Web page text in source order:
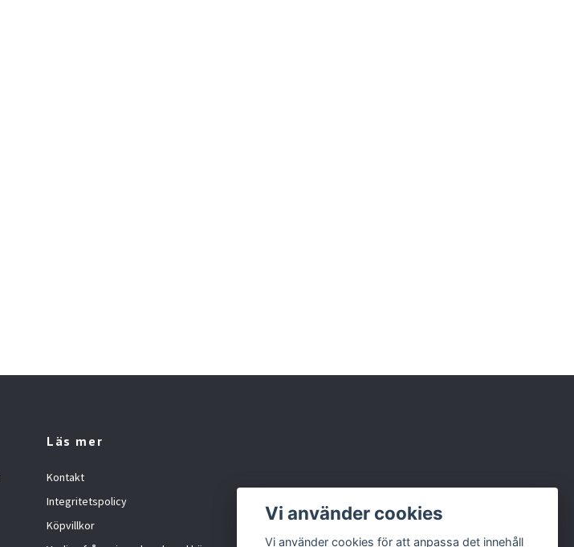
Läs mer
Kontakt
Integritetspolicy
Köpvillkor
Vi använder cookies
Vi använder cookies för att anpassa det innehåll